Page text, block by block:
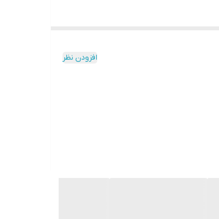
افزودن نظر